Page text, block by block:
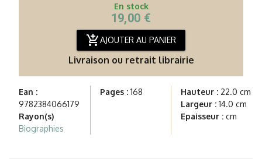
En stock
19,00 €
add_shopping_cartAJOUTER AU PANIER
Livraison ou retrait librairie
Ean :
9782384066179
Rayon(s)
Biographies
Pages :168 Hauteur : 22.0 cm
Largeur : 14.0 cm
Epaisseur : cm